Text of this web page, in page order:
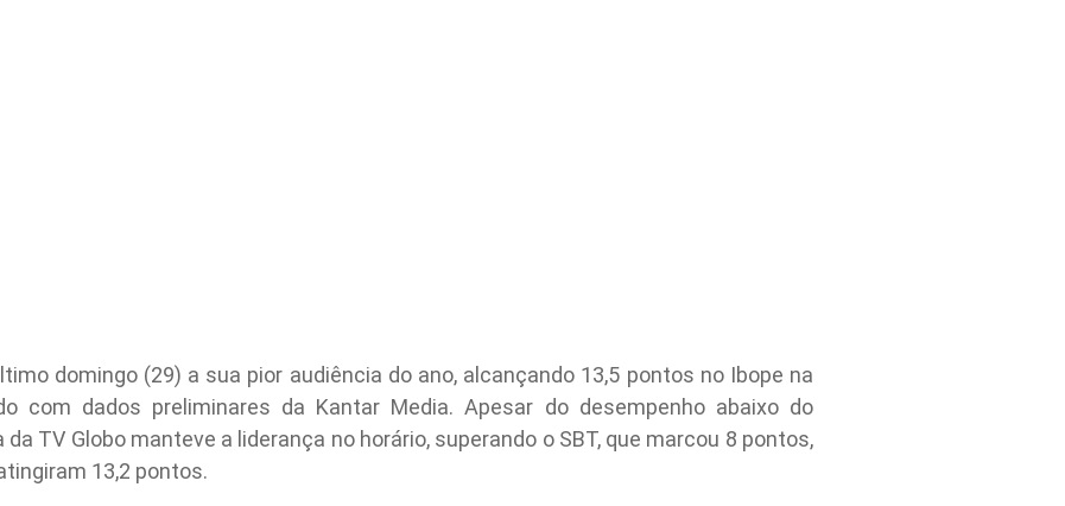
domingo (29) a sua pior audiência do ano, alcançando 13,5 pontos no Ibope na
com dados preliminares da Kantar Media. Apesar do desempenho abaixo do
TV Globo manteve a liderança no horário, superando o SBT, que marcou 8 pontos,
13,2 pontos.